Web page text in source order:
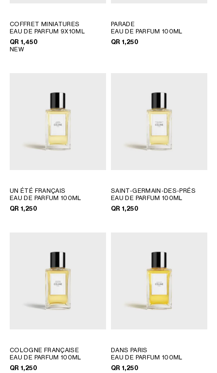
COFFRET MINIATURES
EAU DE PARFUM 9X10ML
QR 1,450
NEW
PARADE
EAU DE PARFUM 100ML
QR 1,250
UN ÉTÉ FRANÇAIS
EAU DE PARFUM 100ML
QR 1,250
SAINT-GERMAIN-DES-PRÉS
EAU DE PARFUM 100ML
QR 1,250
COLOGNE FRANÇAISE
EAU DE PARFUM 100ML
QR 1,250
DANS PARIS
EAU DE PARFUM 100ML
QR 1,250
UNITED ARAB EMIRATES
SOUTH AMERICA